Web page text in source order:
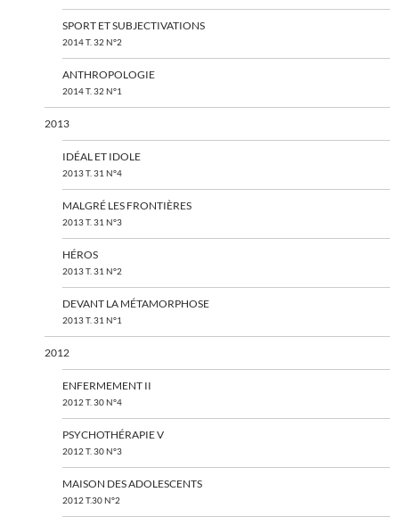
SPORT ET SUBJECTIVATIONS
2014 T. 32 N°2
ANTHROPOLOGIE
2014 T. 32 N°1
2013
IDÉAL ET IDOLE
2013 T. 31 N°4
MALGRÉ LES FRONTIÈRES
2013 T. 31 N°3
HÉROS
2013 T. 31 N°2
DEVANT LA MÉTAMORPHOSE
2013 T. 31 N°1
2012
ENFERMEMENT II
2012 T. 30 N°4
PSYCHOTHÉRAPIE V
2012 T. 30 N°3
MAISON DES ADOLESCENTS
2012 T.30 N°2